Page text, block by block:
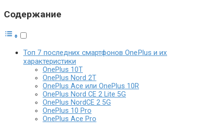
Содержание
Топ 7 последних смартфонов OnePlus и их
характеристики
OnePlus 10Т
OnePlus Nord 2T
OnePlus Ace или OnePlus 10R
OnePlus Nord CE 2 Lite 5G
OnePlus NordCE 2 5G
OnePlus 10 Pro
OnePlus Ace Pro